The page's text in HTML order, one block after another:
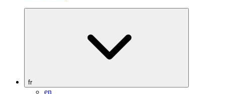
fr
en